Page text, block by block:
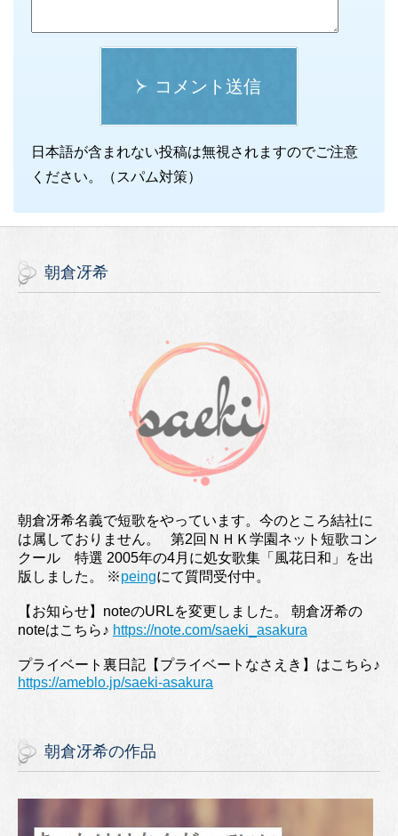
コメント送信
日本語が含まれない投稿は無視されますのでご注意
ください。（スパム対策）
朝倉冴希
朝倉冴希名義で短歌をやっています。今のところ結社に
は属しておりません。 第2回ＮＨＫ学園ネット短歌コン
クール 特選 2005年の4月に処女歌集「風花日和」を出
版しました。 ※peingにて質問受付中。
【お知らせ】noteのURLを変更しました。 朝倉冴希の
noteはこちら♪ https://note.com/saeki_asakura
プライベート裏日記【プライベートなさえき】はこちら♪
https://ameblo.jp/saeki-asakura
朝倉冴希の作品